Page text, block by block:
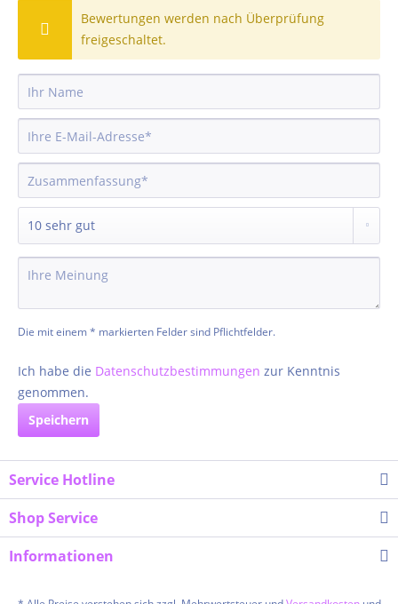
Bewertungen werden nach Überprüfung
freigeschaltet.
Die mit einem * markierten Felder sind Pflichtfelder.
Ich habe die Datenschutzbestimmungen zur Kenntnis
genommen.
Speichern
Service Hotline
Shop Service
Informationen